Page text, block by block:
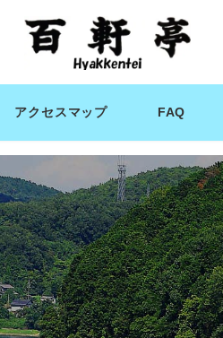
アクセスマップ FAQ